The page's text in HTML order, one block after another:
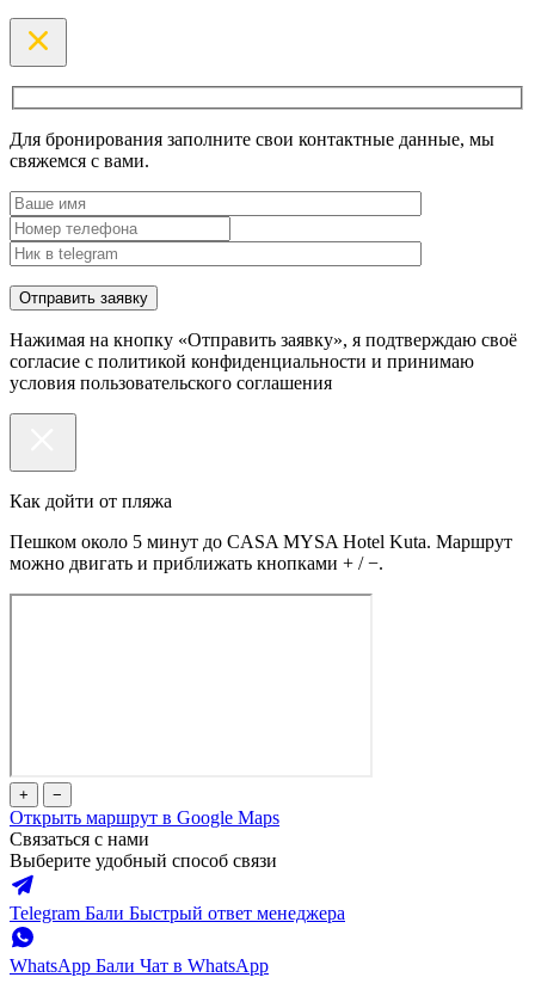
Для бронирования заполните свои контактные данные, мы
свяжемся с вами.
Нажимая на кнопку «Отправить заявку», я подтверждаю своё
согласие с политикой конфиденциальности и принимаю
условия пользовательского соглашения
Как дойти от пляжа
Пешком около 5 минут до CASA MYSA Hotel Kuta. Маршрут
можно двигать и приближать кнопками + / −.
+ −
Открыть маршрут в Google Maps
Связаться с нами
Выберите удобный способ связи
Telegram Бали Быстрый ответ менеджера
WhatsApp Бали Чат в WhatsApp